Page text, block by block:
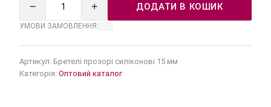
− + ДОДАТИ В КОШИК
УМОВИ ЗАМОВЛЕННЯ:
Артикул: Бретелі прозорі силіконові 15 мм
Категорія: Оптовий каталог